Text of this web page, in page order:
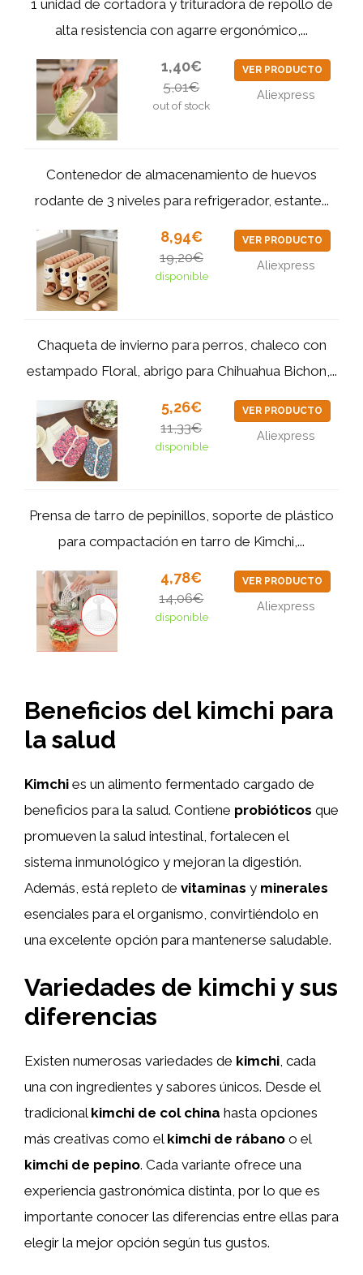
1 unidad de cortadora y trituradora de repollo de
alta resistencia con agarre ergonómico,...
1,40€
5,01€
out of stock
VER PRODUCTO
Aliexpress
Contenedor de almacenamiento de huevos
rodante de 3 niveles para refrigerador, estante...
8,94€
19,20€
disponible
VER PRODUCTO
Aliexpress
Chaqueta de invierno para perros, chaleco con
estampado Floral, abrigo para Chihuahua Bichon,...
5,26€
11,33€
disponible
VER PRODUCTO
Aliexpress
Prensa de tarro de pepinillos, soporte de plástico
para compactación en tarro de Kimchi,...
4,78€
14,06€
disponible
VER PRODUCTO
Aliexpress
Beneficios del kimchi para
la salud
Kimchi es un alimento fermentado cargado de
beneficios para la salud. Contiene probióticos que
promueven la salud intestinal, fortalecen el
sistema inmunológico y mejoran la digestión.
Además, está repleto de vitaminas y minerales
esenciales para el organismo, convirtiéndolo en
una excelente opción para mantenerse saludable.
Variedades de kimchi y sus
diferencias
Existen numerosas variedades de kimchi, cada
una con ingredientes y sabores únicos. Desde el
tradicional kimchi de col china hasta opciones
más creativas como el kimchi de rábano o el
kimchi de pepino. Cada variante ofrece una
experiencia gastronómica distinta, por lo que es
importante conocer las diferencias entre ellas para
elegir la mejor opción según tus gustos.